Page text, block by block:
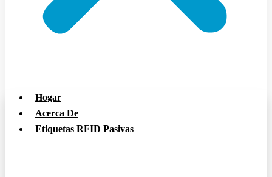
Hogar
Acerca De
Etiquetas RFID Pasivas